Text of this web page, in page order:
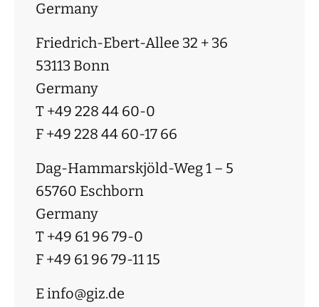
Germany
Friedrich-Ebert-Allee 32 + 36
53113 Bonn
Germany
T +49 228 44 60-0
F +49 228 44 60-17 66
Dag-Hammarskjöld-Weg 1 – 5
65760 Eschborn
Germany
T +49 61 96 79-0
F +49 61 96 79-11 15
E info@giz.de